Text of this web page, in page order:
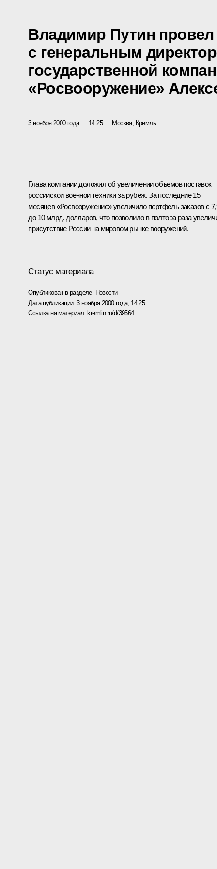
Владимир Путин
с генеральным
государственной
«Росвооружение»
3 ноября 2000 года 14:25 Москва, Кремль
Глава компании доложил об увеличении объемов поставок
российской военной техники за рубеж. За последние 15
месяцев «Росвооружение» увеличило портфель заказов с
до 10 млрд. долларов, что позволило в полтора раза
присутствие России на мировом рынке вооружений.
Статус материала
Опубликован в разделе: Новости
Дата публикации:3 ноября 2000 года, 14:25
Ссылка на материал:kremlin.ru/d/39564